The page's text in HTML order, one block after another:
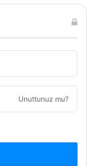
Unuttunuz mu?